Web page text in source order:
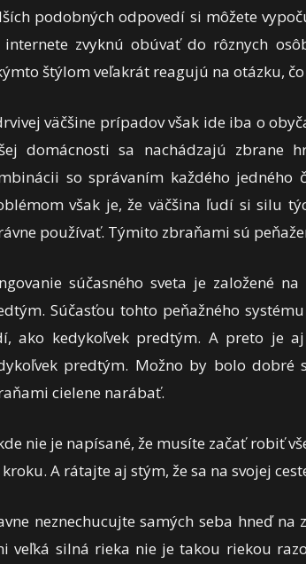
podobných odpovedí si môžete
internete zvyknú obúvať do rôznych
štýlom veľakrát reagujú na otázku,
väčšine prípadov však ide iba o
domácnosti sa nachádzajú zbrane
so správaním každého jedného
však je, že väčšina ľudí si silu
používať. Týmito zbraňami sú
súčasného sveta je založené
Súčasťou tohto peňažného
ako kedykoľvek predtým. A preto je
predtým. Možno by bolo
cielene narábať.
nie je napísané, že musíte začať robiť
A rátajte aj stým, že sa na svojej
neznechucujte samých seba hneď na
veľká silná rieka nie je takou riekou